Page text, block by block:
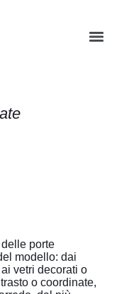
porte
modello: dai
vetri decorati o
o coordinate,